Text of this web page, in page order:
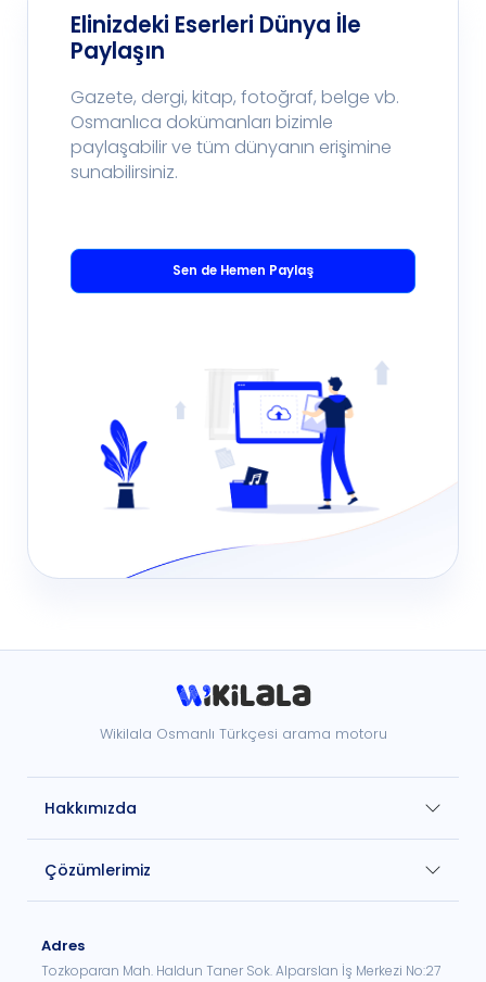
Elinizdeki Eserleri Dünya İle
Paylaşın
Gazete, dergi, kitap, fotoğraf, belge vb.
Osmanlıca dokümanları bizimle
paylaşabilir ve tüm dünyanın erişimine
sunabilirsiniz.
Sen de Hemen Paylaş
Wikilala Osmanlı Türkçesi arama motoru
Hakkımızda
Çözümlerimiz
Adres
Tozkoparan Mah. Haldun Taner Sok. Alparslan İş Merkezi No:27